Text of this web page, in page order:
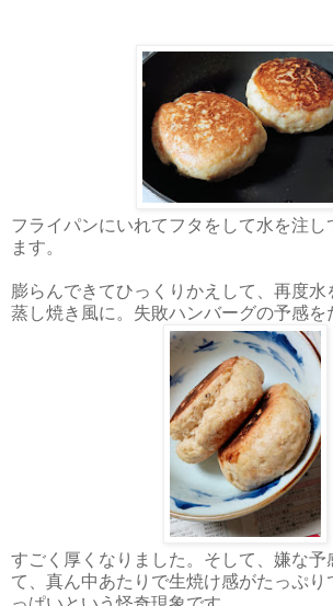
フライパンにいれてフタをして水を注し
ます。
膨らんできてひっくりかえして、再度水
蒸し焼き風に。失敗ハンバーグの予感を
すごく厚くなりました。そして、嫌な予
て、真ん中あたりで生焼け感がたっぷり